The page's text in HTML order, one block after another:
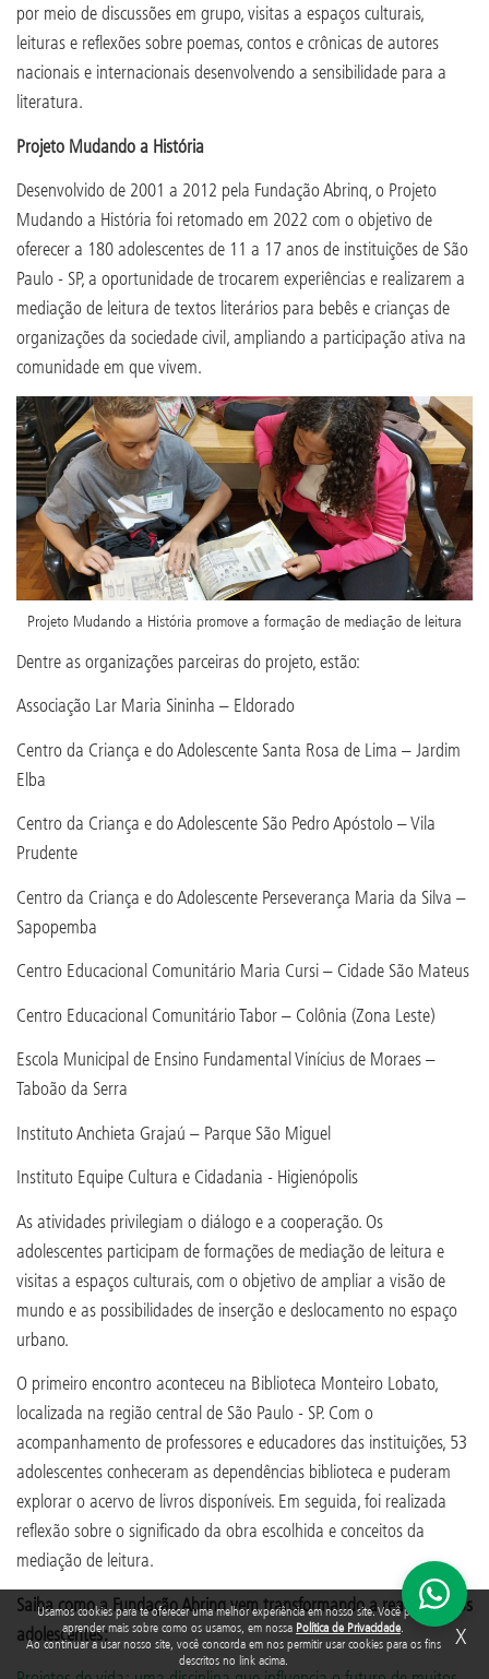
Usamos cookies para te oferecer uma melhor experiência em nosso site. Você pode
aprender mais sobre como os usamos, em nossa Política de Privacidade.
Ao continuar a usar nosso site, você concorda em nos permitir usar cookies para os fins
descritos no link acima.
X
por meio de discussões em grupo, visitas a espaços culturais,
leituras e reflexões sobre poemas, contos e crônicas de autores
nacionais e internacionais desenvolvendo a sensibilidade para a
literatura.
Projeto Mudando a História
Desenvolvido de 2001 a 2012 pela Fundação Abrinq, o Projeto
Mudando a História foi retomado em 2022 com o objetivo de
oferecer a 180 adolescentes de 11 a 17 anos de instituições de São
Paulo - SP, a oportunidade de trocarem experiências e realizarem a
mediação de leitura de textos literários para bebês e crianças de
organizações da sociedade civil, ampliando a participação ativa na
comunidade em que vivem.
Projeto Mudando a História promove a formação de mediação de leitura
Dentre as organizações parceiras do projeto, estão:
Associação Lar Maria Sininha – Eldorado
Centro da Criança e do Adolescente Santa Rosa de Lima – Jardim
Elba
Centro da Criança e do Adolescente São Pedro Apóstolo – Vila
Prudente
Centro da Criança e do Adolescente Perseverança Maria da Silva –
Sapopemba
Centro Educacional Comunitário Maria Cursi – Cidade São Mateus
Centro Educacional Comunitário Tabor – Colônia (Zona Leste)
Escola Municipal de Ensino Fundamental Vinícius de Moraes –
Taboão da Serra
Instituto Anchieta Grajaú – Parque São Miguel
Instituto Equipe Cultura e Cidadania - Higienópolis
As atividades privilegiam o diálogo e a cooperação. Os
adolescentes participam de formações de mediação de leitura e
visitas a espaços culturais, com o objetivo de ampliar a visão de
mundo e as possibilidades de inserção e deslocamento no espaço
urbano.
O primeiro encontro aconteceu na Biblioteca Monteiro Lobato,
localizada na região central de São Paulo - SP. Com o
acompanhamento de professores e educadores das instituições, 53
adolescentes conheceram as dependências biblioteca e puderam
explorar o acervo de livros disponíveis. Em seguida, foi realizada
reflexão sobre o significado da obra escolhida e conceitos da
mediação de leitura.
Saiba como a Fundação Abrinq vem transformando a realidade dos
adolescentes: